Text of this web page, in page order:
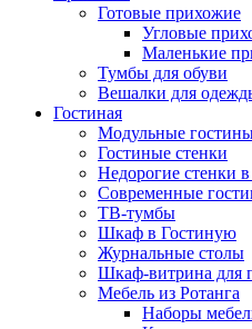
Готовые прихожие
Угловые
Маленькие
Тумбы для обуви
Вешалки для
Гостиная
Модульные
Гостиные стенки
Недорогие стенки
Современные
ТВ-тумбы
Шкаф в Гостиную
Журнальные столы
Шкаф-витрина для
Мебель из Ротанга
Наборы